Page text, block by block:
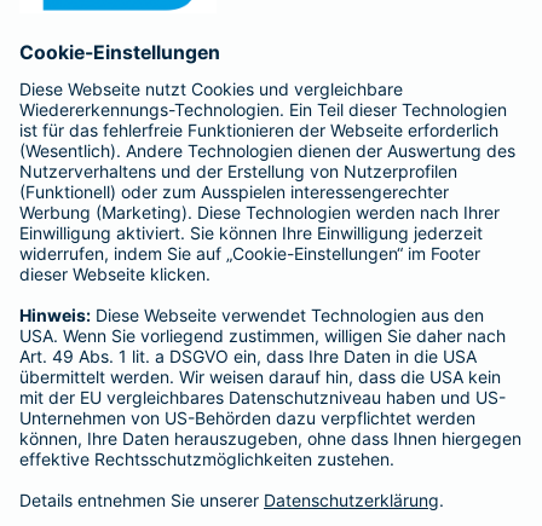
Barmenia ist Teil der BarmeniaGothaer
BELIEBTE SEITEN
Kranken-Zusatzversicherung
Tierversicherungen
Haftpflichtversicherung
Hausratversicherung
Adresse ändern
Schaden melden
Kilometerstandsmeldung
Serviceübersicht